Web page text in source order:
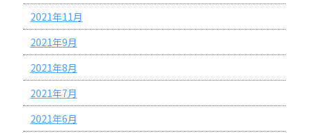
2021年11月
2021年9月
2021年8月
2021年7月
2021年6月